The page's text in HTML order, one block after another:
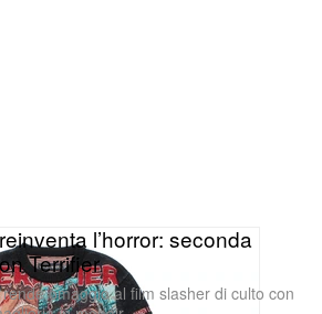
l’horror: seconda
Terrifier
rende omaggio al film slasher di culto con